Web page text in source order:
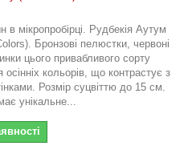
в мікропробірці. Рудбекія Аутум
Бронзові пелюстки, червоні
цього привабливого сорту
кольорів, що контрастує з
Розмір суцвіттю до 15 см.
унікальне...